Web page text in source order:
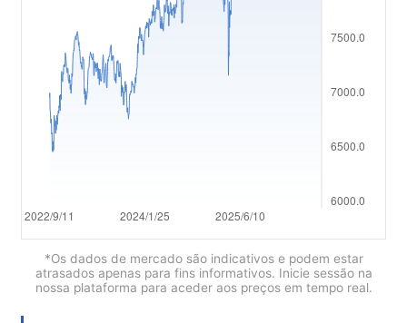
简体中文
繁體中文
한국어
Tiếng việt
Bahasa Indonesia
Bahasa Melayu
*Os dados de mercado são indicativos e podem estar
atrasados apenas para fins informativos. Inicie sessão na
nossa plataforma para aceder aos preços em tempo real.